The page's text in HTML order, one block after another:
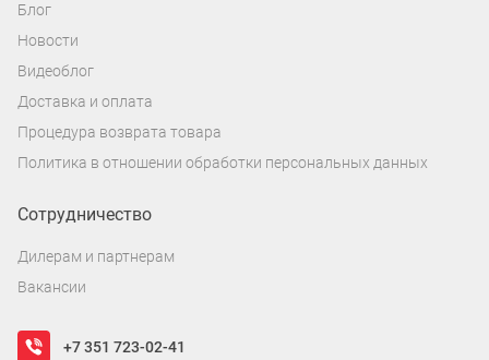
Блог
Новости
Видеоблог
Доставка и оплата
Процедура возврата товара
Политика в отношении обработки персональных данных
Сотрудничество
Дилерам и партнерам
Вакансии
+7 351 723-02-41